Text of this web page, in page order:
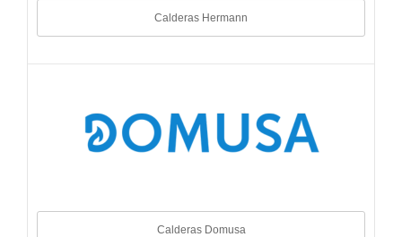
Calderas Hermann
Calderas Domusa